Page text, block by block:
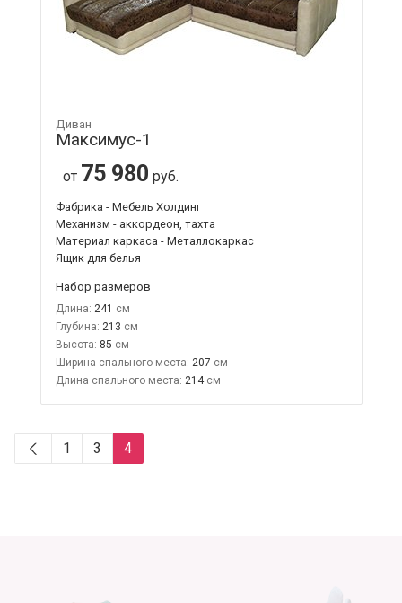
Диван
Максимус-1
от 75 980 руб.
Фабрика - Мебель Холдинг
Механизм - аккордеон, тахта
Материал каркаса - Металлокаркас
Ящик для белья
Набор размеров
Длина: 241
Глубина: 213
Высота: 85
Ширина спального места: 207
Длина спального места: 214
1 3 4